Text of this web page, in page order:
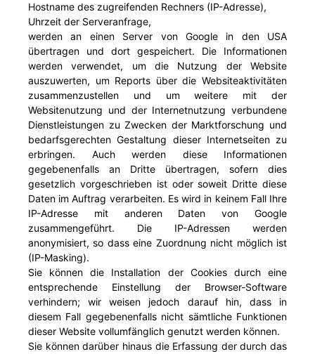
Hostname des zugreifenden Rechners (IP-Adresse),
Uhrzeit der Serveranfrage,
werden an einen Server von Google in den USA
übertragen und dort gespeichert. Die Informationen
werden verwendet, um die Nutzung der Website
auszuwerten, um Reports über die Websiteaktivitäten
zusammenzustellen und um weitere mit der
Websitenutzung und der Internetnutzung verbundene
Dienstleistungen zu Zwecken der Marktforschung und
bedarfsgerechten Gestaltung dieser Internetseiten zu
erbringen. Auch werden diese Informationen
gegebenenfalls an Dritte übertragen, sofern dies
gesetzlich vorgeschrieben ist oder soweit Dritte diese
Daten im Auftrag verarbeiten. Es wird in keinem Fall Ihre
IP-Adresse mit anderen Daten von Google
zusammengeführt. Die IP-Adressen werden
anonymisiert, so dass eine Zuordnung nicht möglich ist
(IP-Masking).
Sie können die Installation der Cookies durch eine
entsprechende Einstellung der Browser-Software
verhindern; wir weisen jedoch darauf hin, dass in
diesem Fall gegebenenfalls nicht sämtliche Funktionen
dieser Website vollumfänglich genutzt werden können.
Sie können darüber hinaus die Erfassung der durch das